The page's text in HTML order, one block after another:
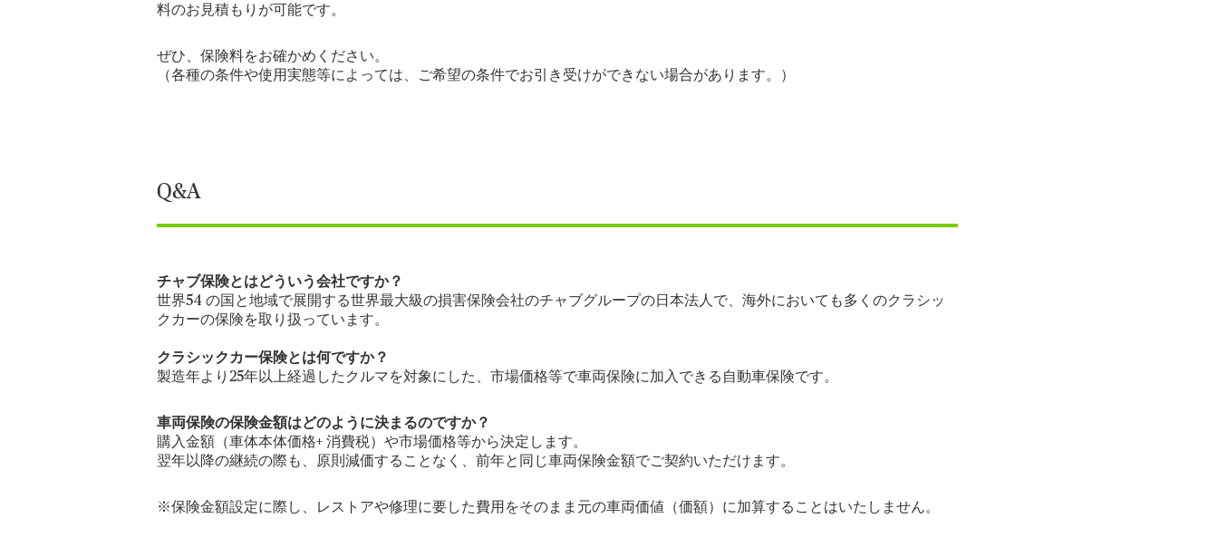
料のお見積もりが可能です。
ぜひ、保険料をお確かめください。
（各種の条件や使用実態等によっては、ご希望の条件でお引き受けができない場合があります。）
Q&A
チャブ保険とはどういう会社ですか？
世界54 の国と地域で展開する世界最大級の損害保険会社のチャブグループの日本法人で、海外においても多くのクラシッ
クカーの保険を取り扱っています。
クラシックカー保険とは何ですか？
製造年より25年以上経過したクルマを対象にした、市場価格等で車両保険に加入できる自動車保険です。
車両保険の保険金額はどのように決まるのですか？
購入金額（車体本体価格+ 消費税）や市場価格等から決定します。
翌年以降の継続の際も、原則減価することなく、前年と同じ車両保険金額でご契約いただけます。
※保険金額設定に際し、レストアや修理に要した費用をそのまま元の車両価値（価額）に加算することはいたしません。